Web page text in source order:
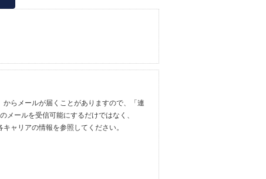
らメールが届くことがありますので、「連
ールを受信可能にするだけではなく、
ャリアの情報を参照してください。